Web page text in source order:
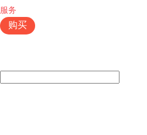
服务
购买